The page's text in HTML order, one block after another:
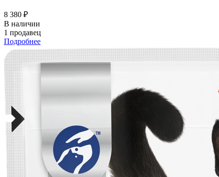
8 380 ₽
В наличии
1 продавец
Подробнее